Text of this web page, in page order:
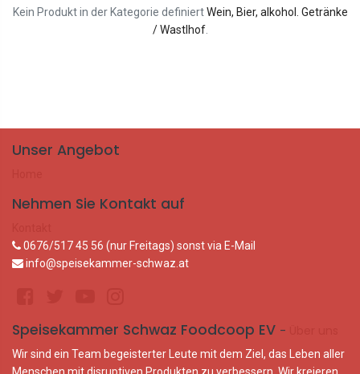
Kein Produkt in der Kategorie definiertWein, Bier, alkohol. Getränke
/ Wastlhof.
Unser Angebot
Nehmen Sie Kontakt auf
0676/517 45 56 (nur Freitags) sonst via E-Mail
info@speisekammer-schwaz.at
Speisekammer Schwaz Foodcoop EV -
Wir sind ein Team begeisterter Leute mit dem Ziel, das Leben aller